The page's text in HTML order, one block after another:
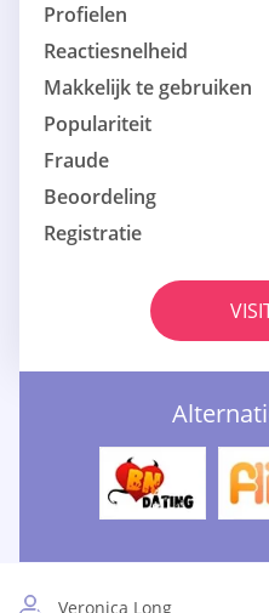
Profielen
Reactiesnelheid
Makkelijk te gebruiken
Populariteit
Fraude
Beoordeling
Registratie
Veronica Long